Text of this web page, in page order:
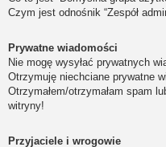
Czym jest odnośnik “Zespół
Prywatne wiadomości
Nie mogę wysyłać prywatnych
Otrzymuję niechciane prywatne
Otrzymałem/otrzymałam spam
witryny!
Przyjaciele i wrogowie